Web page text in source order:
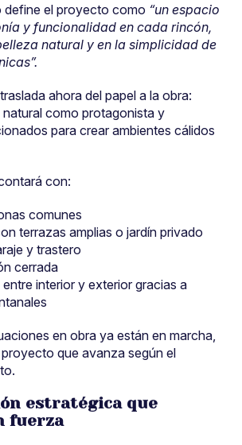
define el proyecto como “un espacio
y funcionalidad en cada rincón,
natural y en la simplicidad de
ahora del papel a la obra:
natural como protagonista y
para crear ambientes cálidos
con:
comunes
terrazas amplias o jardín privado
y trastero
cerrada
interior y exterior gracias a
en obra ya están en marcha,
que avanza según el
estratégica que
fuerza